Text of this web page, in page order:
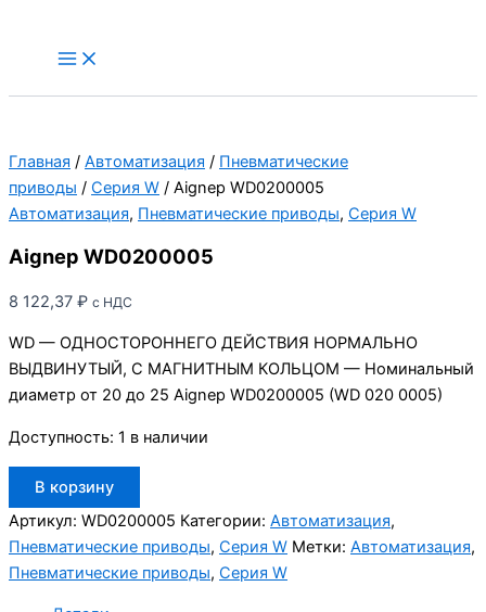
Main
Menu
Главная / Автоматизация / Пневматические
приводы / Серия W / Aignep WD0200005
Автоматизация, Пневматические приводы, Серия W
Aignep WD0200005
8 122,37 ₽ с НДС
WD — ОДНОСТОРОННЕГО ДЕЙСТВИЯ НОРМАЛЬНО
ВЫДВИНУТЫЙ, С МАГНИТНЫМ КОЛЬЦОМ — Номинальный
диаметр от 20 до 25 Aignep WD0200005 (WD 020 0005)
Доступность: 1 в наличии
товара
Aignep
WD0200005
В корзину
Артикул: WD0200005 Категории: Автоматизация,
Пневматические приводы, Серия W Метки: Автоматизация,
Пневматические приводы, Серия W